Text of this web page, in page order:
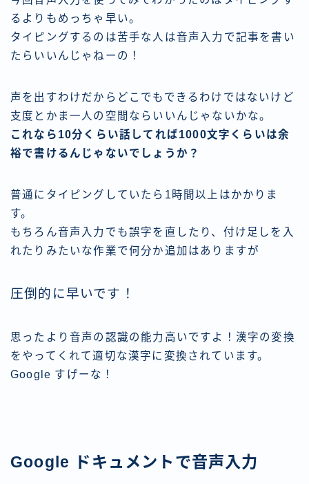
るよりもめっちゃ早い。
タイピングするのは苦手な人は音声入力で記事を書い
たらいいんじゃねーの！
声を出すわけだからどこでもできるわけではないけど
支度とかま一人の空間ならいいんじゃないかな。
これなら10分くらい話してれば1000文字くらいは余
裕で書けるんじゃないでしょうか？
普通にタイピングしていたら1時間以上はかかりま
す。
もちろん音声入力でも誤字を直したり、付け足しを入
れたりみたいな作業で何分か追加はありますが
圧倒的に早いです！
思ったより音声の認識の能力高いですよ！漢字の変換
をやってくれて適切な漢字に変換されています。
Google すげーな！
Google ドキュメントで音声入力